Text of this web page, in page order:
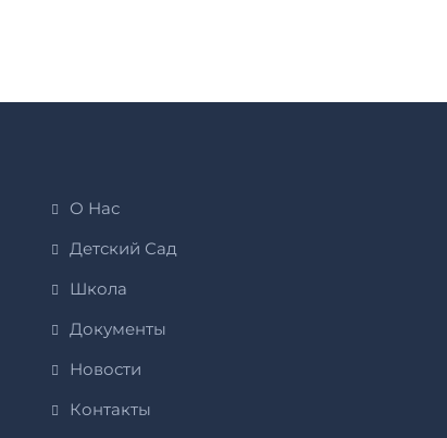
О Нас
Детский Сад
Школа
Документы
Новости
Контакты